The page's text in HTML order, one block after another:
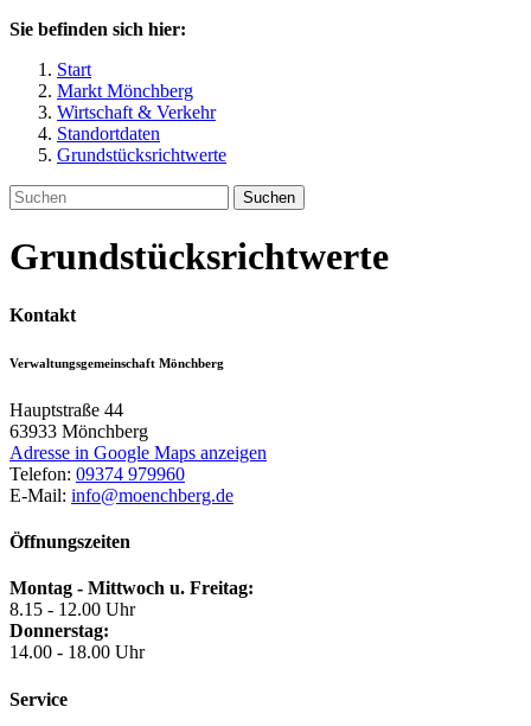
Sie befinden sich hier:
Start
Markt Mönchberg
Wirtschaft & Verkehr
Standortdaten
Grundstücksrichtwerte
Suchen
Grundstücksrichtwerte
Kontakt
Verwaltungsgemeinschaft Mönchberg
Hauptstraße 44
63933 Mönchberg
Adresse in Google Maps anzeigen
Telefon: 09374 979960
E-Mail: info@moenchberg.de
Öffnungszeiten
Montag - Mittwoch u. Freitag:
8.15 - 12.00 Uhr
Donnerstag:
14.00 - 18.00 Uhr
Service